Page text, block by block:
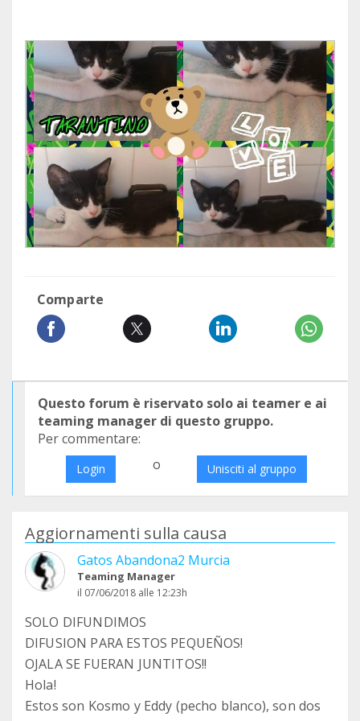
Comparte
Questo forum è riservato solo ai teamer e ai
teaming manager di questo gruppo.
Per commentare:
Login o Unisciti al gruppo
Aggiornamenti sulla causa
Gatos Abandona2 Murcia
Teaming Manager
il 07/06/2018 alle 12:23h
SOLO DIFUNDIMOS
DIFUSION PARA ESTOS PEQUEÑOS!
OJALA SE FUERAN JUNTITOS!!
Hola!
Estos son Kosmo y Eddy (pecho blanco), son dos